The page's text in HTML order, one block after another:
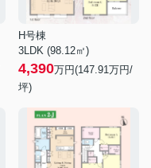
H号棟
3LDK (98.12㎡)
4,390万円(147.91万円/
坪)